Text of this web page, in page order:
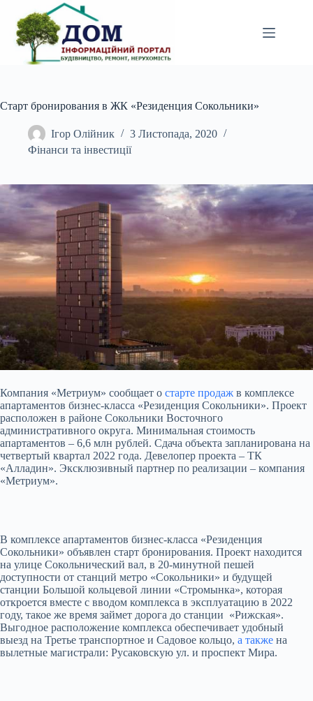
вмісту
Старт бронирования в ЖК «Резиденция Сокольники»
Ігор Олійник
3 Листопада, 2020
Фінанси та інвестиції
Компания «Метриум» сообщает о старте продаж в комплексе
апартаментов бизнес-класса «Резиденция Сокольники». Проект
расположен в районе Сокольники Восточного
административного округа. Минимальная стоимость
апартаментов – 6,6 млн рублей. Сдача объекта запланирована на
четвертый квартал 2022 года. Девелопер проекта – ТК
«Алладин». Эксклюзивный партнер по реализации – компания
«Метриум».
В комплексе апартаментов бизнес-класса «Резиденция
Сокольники» объявлен старт бронирования. Проект находится
на улице Сокольнический вал, в 20-минутной пешей
доступности от станций метро «Сокольники» и будущей
станции Большой кольцевой линии «Стромынка», которая
откроется вместе с вводом комплекса в эксплуатацию в 2022
году, такое же время займет дорога до станции «Рижская».
Выгодное расположение комплекса обеспечивает удобный
выезд на Третье транспортное и Садовое кольцо, а также на
вылетные магистрали: Русаковскую ул. и проспект Мира.